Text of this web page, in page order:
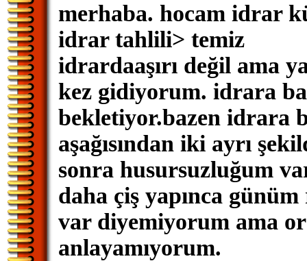
merhaba. hocam idrar
idrar tahlili> temiz
idrardaaşırı değil ama
kez gidiyorum. idrara
bekletiyor.bazen idrara
aşağısından iki ayrı
sonra husursuzluğum
daha çiş yapınca
var diyemiyorum ama
anlayamıyorum.